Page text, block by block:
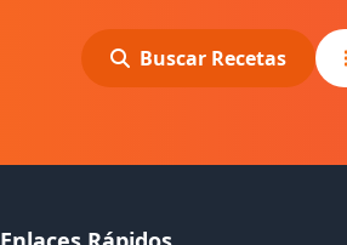
Buscar Recetas